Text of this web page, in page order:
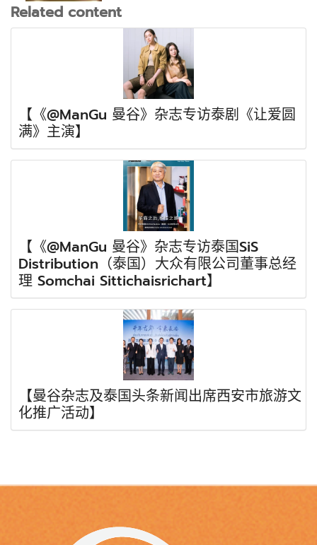
Related content
【《@ManGu 曼谷》杂志专访泰剧《让爱圆
满》主演】
【《@ManGu 曼谷》杂志专访泰国SiS
Distribution（泰国）大众有限公司董事总经
理 Somchai Sittichaisrichart】
【曼谷杂志及泰国头条新闻出席西安市旅游文
化推广活动】